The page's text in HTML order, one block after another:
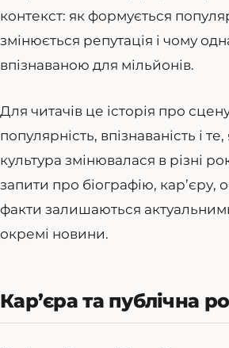
контекст: як формується
змінюється репутація і чому
впізнаваною для мільйонів.
Для читачів це історія про
популярність, впізнаваність і
культура змінювалася в різні
запити про біографію, кар’єру,
факти залишаються
окремі новини.
Кар’єра та публічна